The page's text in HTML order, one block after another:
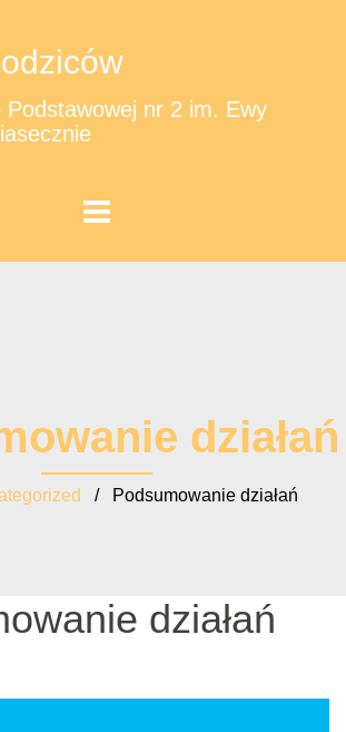
Podstawowej nr 2 im. Ewy
działań
/ Podsumowanie działań
działań